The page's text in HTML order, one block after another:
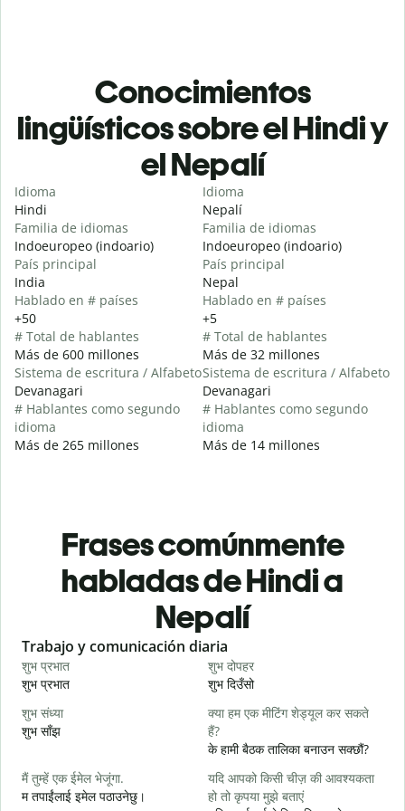
Conocimientos
lingüísticos sobre el Hindi y
el Nepalí
Idioma
Hindi
Familia de idiomas
Indoeuropeo (indoario)
País principal
India
Hablado en # países
+50
# Total de hablantes
Más de 600 millones
Sistema de escritura / Alfabeto
Devanagari
# Hablantes como segundo
idioma
Más de 265 millones
Idioma
Nepalí
Familia de idiomas
Indoeuropeo (indoario)
País principal
Nepal
Hablado en # países
+5
# Total de hablantes
Más de 32 millones
Sistema de escritura / Alfabeto
Devanagari
# Hablantes como segundo
idioma
Más de 14 millones
Frases comúnmente
habladas de Hindi a
Nepalí
Slide 1 of 6
Trabajo y comunicación diaria
शुभ प्रभात
शुभ प्रभात
शुभ दोपहर
शुभ दिउँसो
शुभ संध्या
शुभ साँझ
क्या हम एक मीटिंग शेड्यूल कर सकते
हैं?
के हामी बैठक तालिका बनाउन सक्छौं?
मैं तुम्हें एक ईमेल भेजूंगा.
म तपाईंलाई इमेल पठाउनेछु।
यदि आपको किसी चीज़ की आवश्यकता
हो तो कृपया मुझे बताएं